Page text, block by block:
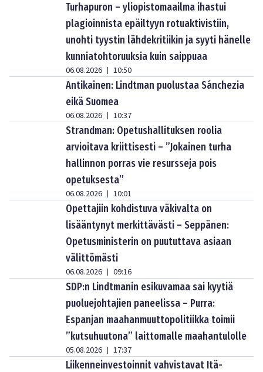
Turhapuron – yliopistomaailma ihastui
plagioinnista epäiltyyn rotuaktivistiin,
unohti tyystin lähdekritiikin ja syyti hänelle
kunniatohtoruuksia kuin saippuaa
06.08.2026 | 10:50
Antikainen: Lindtman puolustaa Sánchezia
eikä Suomea
06.08.2026 | 10:37
Strandman: Opetushallituksen roolia
arvioitava kriittisesti – ”Jokainen turha
hallinnon porras vie resursseja pois
opetuksesta”
06.08.2026 | 10:01
Opettajiin kohdistuva väkivalta on
lisääntynyt merkittävästi – Seppänen:
Opetusministerin on puututtava asiaan
välittömästi
06.08.2026 | 09:16
SDP:n Lindtmanin esikuvamaa sai kyytiä
puoluejohtajien paneelissa – Purra:
Espanjan maahanmuuttopolitiikka toimii
”kutsuhuutona” laittomalle maahantulolle
05.08.2026 | 17:37
Liikenneinvestoinnit vahvistavat Itä-